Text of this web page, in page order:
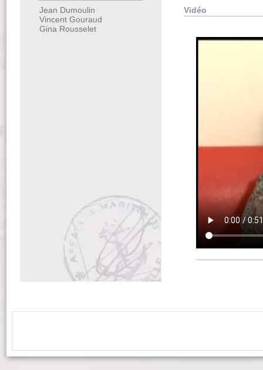
Jean Dumoulin
Vincent Gouraud
Gina Rousselet
Vidéo